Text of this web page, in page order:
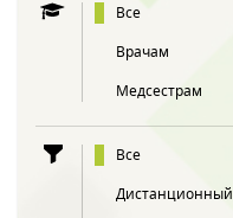
Все
Врачам
Медсестрам
Все
Дистанционный